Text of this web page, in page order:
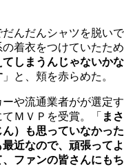
んだんシャツを脱いで
着衣をつけていたため
しまうんじゃないかな
」と、頬を赤らめた。
や流通業者がが選定す
ＭＶＰを受賞。「 まさ
）も思っていなかった
近なので、頑張ってよ
ファンの皆さんにもち